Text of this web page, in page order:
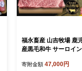
福永畜産 山吉牧場 鹿
産黒毛和牛 サーロイ
寄附金額 47,000円